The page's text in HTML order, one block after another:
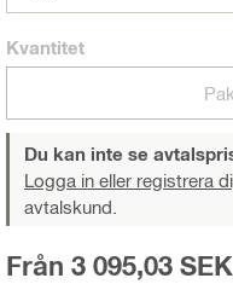
Kvantitet
Du kan inte se
Logga in eller registrera
avtalskund.
Från 3 095,03 SEK